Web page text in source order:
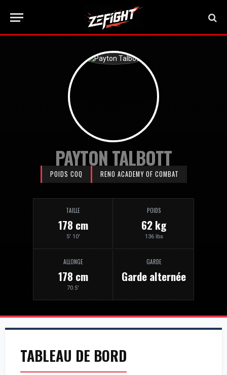
PAYTON TALBOTT
POIDS COQ RENO ACADEMY OF COMBAT
TAILLE
178 cm
5' 10'
POIDS
62 kg
136 lbs
ALLONGE
178 cm
70.5'
GARDE
Garde alternée
TABLEAU DE BORD